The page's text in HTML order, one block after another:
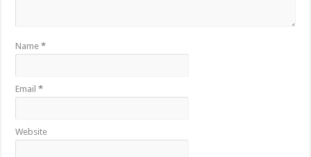
Name*
Email*
Website